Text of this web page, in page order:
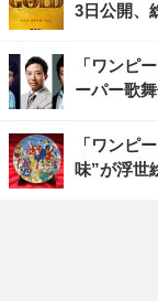
3日公開、
「ワンピ
ーパー歌
「ワンピ
味”が浮世